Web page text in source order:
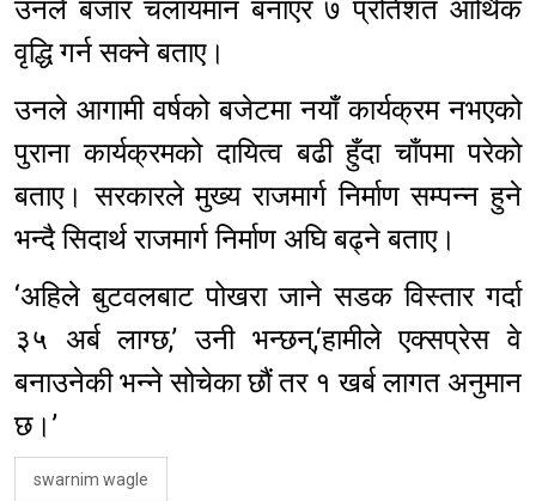
उनले बजार चलायमान बनाएर ७ प्रतिशत आर्थिक
वृद्धि गर्न सक्ने बताए।
उनले आगामी वर्षको बजेटमा नयाँ कार्यक्रम नभएको
पुराना कार्यक्रमको दायित्व बढी हुँदा चाँपमा परेको
बताए। सरकारले मुख्य राजमार्ग निर्माण सम्पन्न हुने
भन्दै सिदार्थ राजमार्ग निर्माण अघि बढ्ने बताए।
‘अहिले बुटवलबाट पोखरा जाने सडक विस्तार गर्दा
३५ अर्ब लाग्छ,’ उनी भन्छन्,‘हामीले एक्सप्रेस वे
बनाउनेकी भन्ने सोचेका छौं तर १ खर्ब लागत अनुमान
छ।’
swarnim wagle